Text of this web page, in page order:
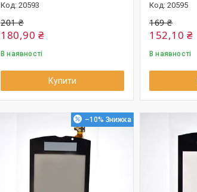
20593
201 ₴
180,90 ₴
В наявності
Купити
20595
169 ₴
152,10 ₴
В наявності
–10%